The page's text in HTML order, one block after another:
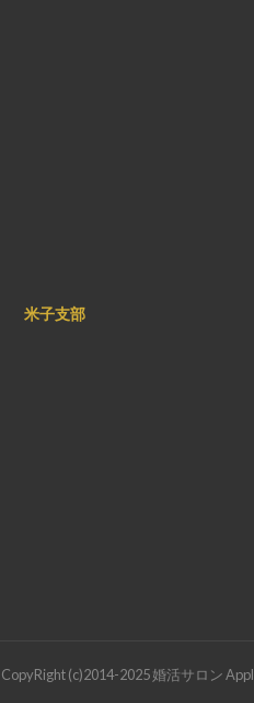
米子支部
CopyRight (c)2014-2025 婚活サロン